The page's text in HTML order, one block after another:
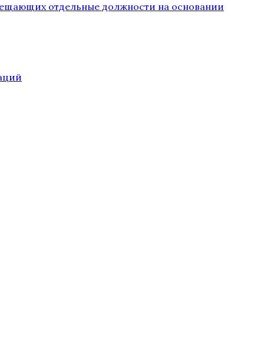
отдельные должности на основании